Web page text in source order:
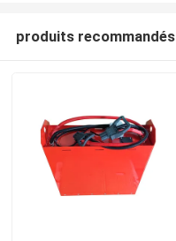
produits recommandés